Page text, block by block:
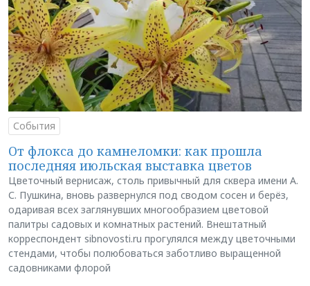
События
От флокса до камнеломки: как прошла
последняя июльская выставка цветов
Цветочный вернисаж, столь привычный для сквера имени А.
С. Пушкина, вновь развернулся под сводом сосен и берёз,
одаривая всех заглянувших многообразием цветовой
палитры садовых и комнатных растений. Внештатный
корреспондент sibnovosti.ru прогулялся между цветочными
стендами, чтобы полюбоваться заботливо выращенной
садовниками флорой